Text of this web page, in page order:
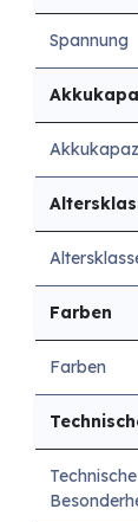
Spannung
Farben
Farben
Technische